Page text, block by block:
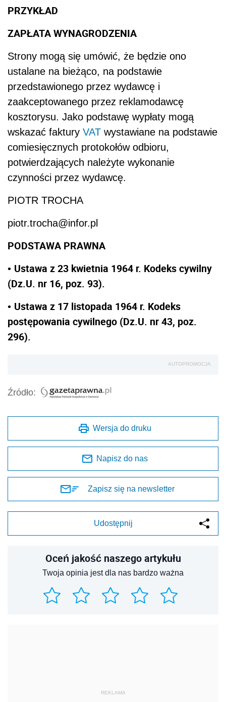
PRZYKŁAD
ZAPŁATA WYNAGRODZENIA
Strony mogą się umówić, że będzie ono
ustalane na bieżąco, na podstawie
przedstawionego przez wydawcę i
zaakceptowanego przez reklamodawcę
kosztorysu. Jako podstawę wypłaty mogą
wskazać faktury VAT wystawiane na podstawie
comiesięcznych protokołów odbioru,
potwierdzających należyte wykonanie
czynności przez wydawcę.
PIOTR TROCHA
piotr.trocha@infor.pl
PODSTAWA PRAWNA
• Ustawa z 23 kwietnia 1964 r. Kodeks cywilny
(Dz.U. nr 16, poz. 93).
• Ustawa z 17 listopada 1964 r. Kodeks
postępowania cywilnego (Dz.U. nr 43, poz.
296).
AUTOPROMOCJA
Źródło:
Wersja do druku
Napisz do nas
Zapisz się na newsletter
Udostępnij
Oceń jakość naszego artykułu
Twoja opinia jest dla nas bardzo ważna
REKLAMA